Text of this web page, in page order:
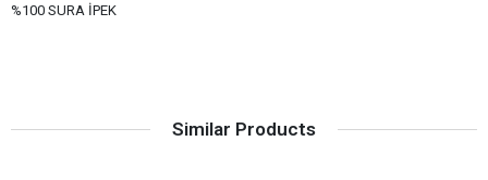
%100 SURA İPEK
Similar Products